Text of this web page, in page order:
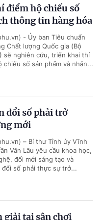
điểm hộ chiếu số
thông tin hàng hóa
- Ủy ban Tiêu chuẩn
Chất lượng Quốc gia (Bộ
sẽ nghiên cứu, triển khai thí
chiếu số sản phẩm và nhãn...
đổi số phải trở
mới
– Bí thư Tỉnh ủy Vĩnh
Văn Lâu yêu cầu khoa học,
đổi mới sáng tạo và
đổi số phải thực sự trở...
giải tại sân chơi